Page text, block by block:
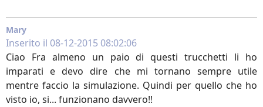
Mary
Inserito il 08-12-2015 08:02:06
Ciao Fra almeno un paio di questi trucchetti li ho
imparati e devo dire che mi tornano sempre utile
mentre faccio la simulazione. Quindi per quello che ho
visto io, si... funzionano davvero!!